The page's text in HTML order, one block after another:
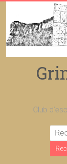
content
Club